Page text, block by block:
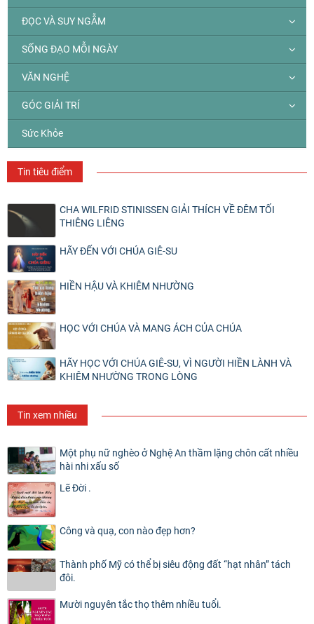
ĐỌC VÀ SUY NGẪM
SỐNG ĐẠO MỖI NGÀY
VĂN NGHỆ
GÓC GIẢI TRÍ
Sức Khỏe
Tin tiêu điểm
CHA WILFRID STINISSEN GIẢI THÍCH VỀ ĐÊM TỐI
THIÊNG LIÊNG
HÃY ĐẾN VỚI CHÚA GIÊ-SU
HIỀN HẬU VÀ KHIÊM NHƯỜNG
HỌC VỚI CHÚA VÀ MANG ÁCH CỦA CHÚA
HÃY HỌC VỚI CHÚA GIÊ-SU, VÌ NGƯỜI HIỀN LÀNH VÀ
KHIÊM NHƯỜNG TRONG LÒNG
Tin xem nhiều
Một phụ nữ nghèo ở Nghệ An thầm lặng chôn cất nhiều
hài nhi xấu số
Lẽ Đời .
Công và quạ, con nào đẹp hơn?
Thành phố Mỹ có thể bị siêu động đất “hạt nhân” tách
đôi.
Mười nguyên tắc thọ thêm nhiều tuổi.